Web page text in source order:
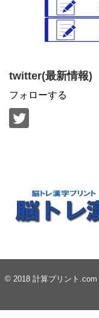
twitter(最新情報)
フォローする
© 2018 計算プリント